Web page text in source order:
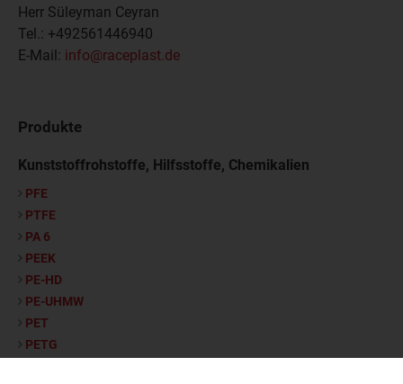
Herr Süleyman Ceyran
Tel.: +492561446940
E-Mail: info@raceplast.de
Produkte
Kunststoffrohstoffe, Hilfsstoffe, Chemikalien
PFE
PTFE
PA 6
PEEK
PE-HD
PE-UHMW
PET
PETG